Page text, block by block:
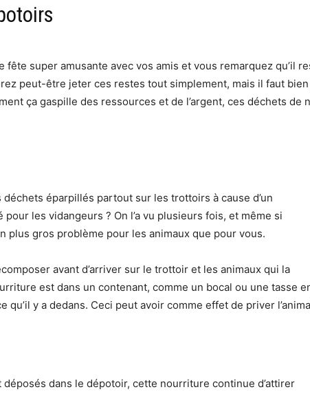
fête super amusante avec vos amis et vous remarquez qu’il
peut-être jeter ces restes tout simplement, mais il faut
ça gaspille des ressources et de l’argent, ces déchets
éparpillés partout sur les trottoirs à cause d’un
les vidangeurs ? On l’a vu plusieurs fois, et même si
plus gros problème pour les animaux que pour vous.
avant d’arriver sur le trottoir et les animaux qui la
est dans un contenant, comme un bocal ou une tasse
qu’il y a dedans. Ceci peut avoir comme effet de priver
dans le dépotoir, cette nourriture continue d’attirer